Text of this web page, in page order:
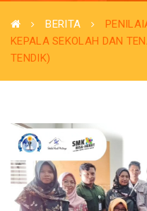
BERITA
KEPALA SEKOLAH DAN
TENDIK)